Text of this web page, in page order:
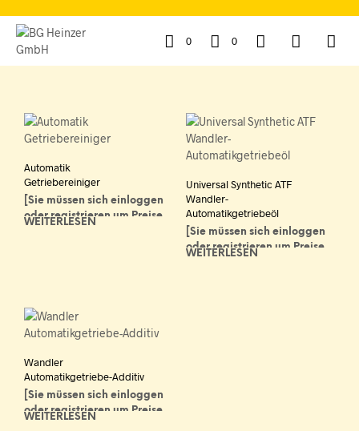
0 0
Automatik
Getriebereiniger
[Sie müssen sich einloggen
oder registrieren um Preise
WEITERLESEN
Universal Synthetic ATF
Wandler-
Automatikgetriebeöl
[Sie müssen sich einloggen
oder registrieren um Preise
WEITERLESEN
Wandler
Automatikgetriebe-Additiv
[Sie müssen sich einloggen
oder registrieren um Preise
WEITERLESEN